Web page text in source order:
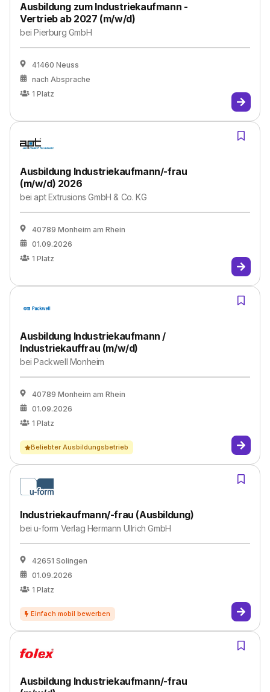
Ausbildung zum Industriekaufmann -
Vertrieb ab 2027 (m/w/d)
beiPierburg GmbH
41460 Neuss
nach Absprache
1 Platz
Ausbildung Industriekaufmann/-frau
(m/w/d) 2026
beiapt Extrusions GmbH & Co. KG
40789 Monheim am Rhein
01.09.2026
1 Platz
Ausbildung Industriekaufmann /
Industriekauffrau (m/w/d)
beiPackwell Monheim
40789 Monheim am Rhein
01.09.2026
1 Platz
Beliebter Ausbildungsbetrieb
Industriekaufmann/-frau (Ausbildung)
beiu-form Verlag Hermann Ullrich GmbH
42651 Solingen
01.09.2026
1 Platz
Ausbildung Industriekaufmann/-frau